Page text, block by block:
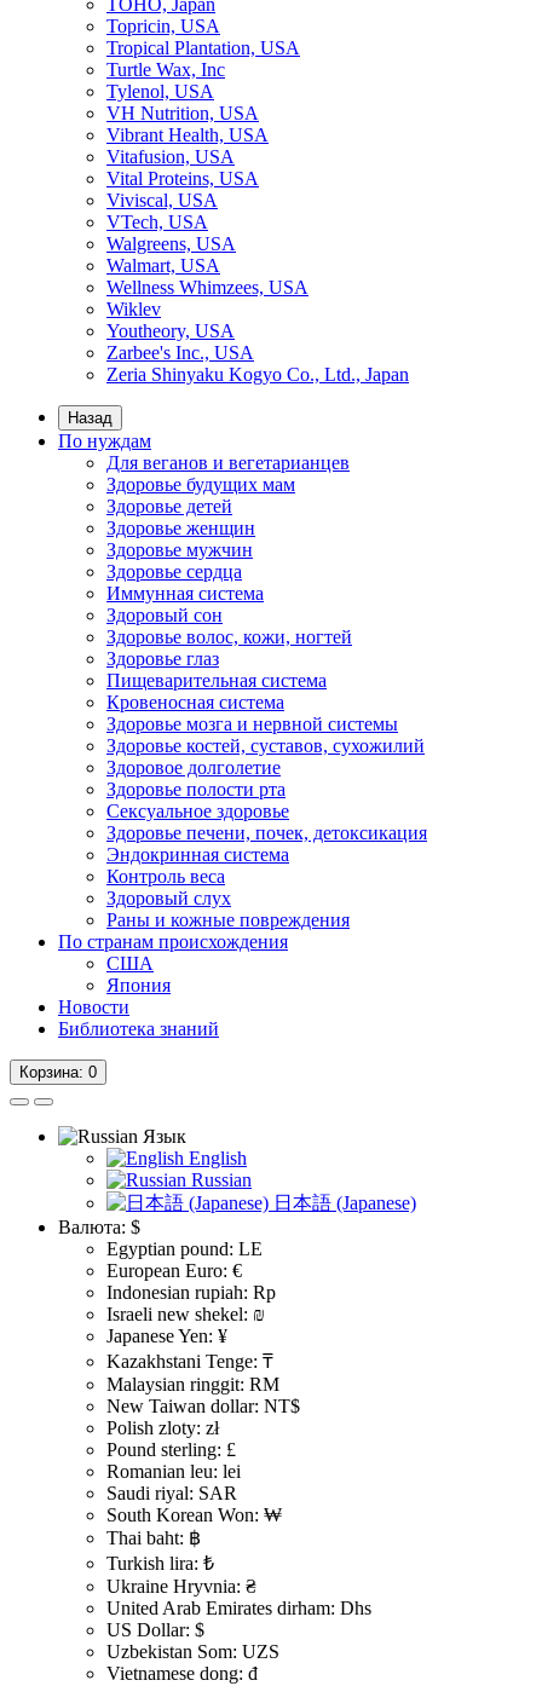
TOHO, Japan
Topricin, USA
Tropical Plantation, USA
Turtle Wax, Inc
Tylenol, USA
VH Nutrition, USA
Vibrant Health, USA
Vitafusion, USA
Vital Proteins, USA
Viviscal, USA
VTech, USA
Walgreens, USA
Walmart, USA
Wellness Whimzees, USA
Wiklev
Youtheory, USA
Zarbee's Inc., USA
Zeria Shinyaku Kogyo Co., Ltd., Japan
Назад
По нуждам
Для веганов и вегетарианцев
Здоровье будущих мам
Здоровье детей
Здоровье женщин
Здоровье мужчин
Здоровье сердца
Иммунная система
Здоровый сон
Здоровье волос, кожи, ногтей
Здоровье глаз
Пищеварительная система
Кровеносная система
Здоровье мозга и нервной системы
Здоровье костей, суставов, сухожилий
Здоровое долголетие
Здоровье полости рта
Сексуальное здоровье
Здоровье печени, почек, детоксикация
Эндокринная система
Контроль веса
Здоровый слух
Раны и кожные повреждения
По странам происхождения
США
Япония
Новости
Библиотека знаний
Корзина: 0
Язык
English
Russian
日本語 (Japanese)
Валюта: $
Egyptian pound: LE
European Euro: €
Indonesian rupiah: Rp
Israeli new shekel: ₪
Japanese Yen: ¥
Kazakhstani Tenge: ₸
Malaysian ringgit: RM
New Taiwan dollar: NT$
Polish zloty: zł
Pound sterling: £
Romanian leu: lei
Saudi riyal: SAR
South Korean Won: ₩
Thai baht: ฿
Turkish lira: ₺
Ukraine Hryvnia: ₴
United Arab Emirates dirham: Dhs
US Dollar: $
Uzbekistan Som: UZS
Vietnamese dong: đ